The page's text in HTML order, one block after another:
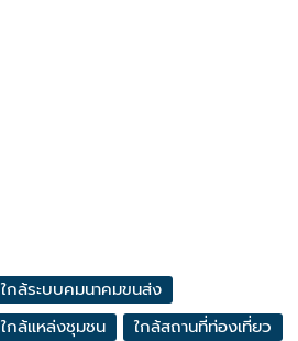
ใกล้ระบบคมนาคมขนส่ง
ใกล้แหล่งชุมชน ใกล้สถานที่ท่องเที่ยว